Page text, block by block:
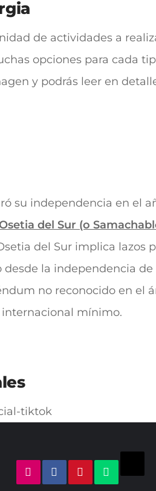
de actividades a
opciones para cada
y podrás leer en
su independencia en el
del Sur (o
del Sur implica lazos
la independencia
no reconocido en el
mínimo.
tiktok